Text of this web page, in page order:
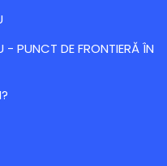
- PUNCT DE FRONTIERĂ ÎN